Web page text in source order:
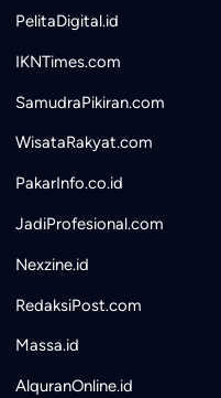
PelitaDigital.id
IKNTimes.com
SamudraPikiran.com
WisataRakyat.com
PakarInfo.co.id
JadiProfesional.com
Nexzine.id
RedaksiPost.com
Massa.id
AlquranOnline.id